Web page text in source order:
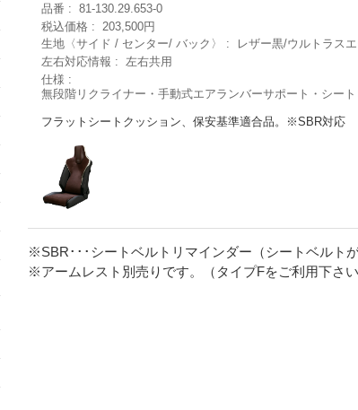
品番
81-130.29.653-0
税込価格
203,500円
生地〈サイド / センター/ バック〉
レザー黒/ウルトラス
左右対応情報
左右共用
仕様
無段階リクライナー・手動式エアランバーサポート・シー
フラットシートクッション、保安基準適合品。※SBR対応
※SBR･･･シートベルトリマインダー（シートベルト
※アームレスト別売りです。（タイプFをご利用下さい